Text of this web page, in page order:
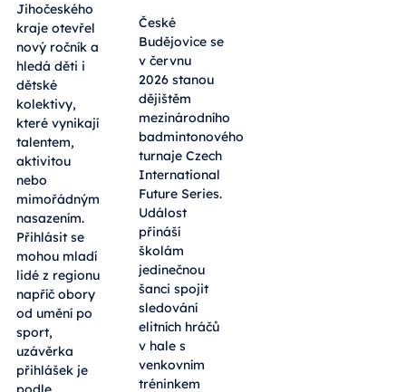
Jihočeského
kraje otevřel
nový ročník a
hledá děti i
dětské
kolektivy,
které vynikají
talentem,
aktivitou
nebo
mimořádným
nasazením.
Přihlásit se
mohou mladí
lidé z regionu
napříč obory
od umění po
sport,
uzávěrka
přihlášek je
České
Budějovice se
v červnu
2026 stanou
dějištěm
mezinárodního
badmintonového
turnaje Czech
International
Future Series.
Událost
přináší
školám
jedinečnou
šanci spojit
sledování
elitních hráčů
v hale s
venkovním
tréninkem